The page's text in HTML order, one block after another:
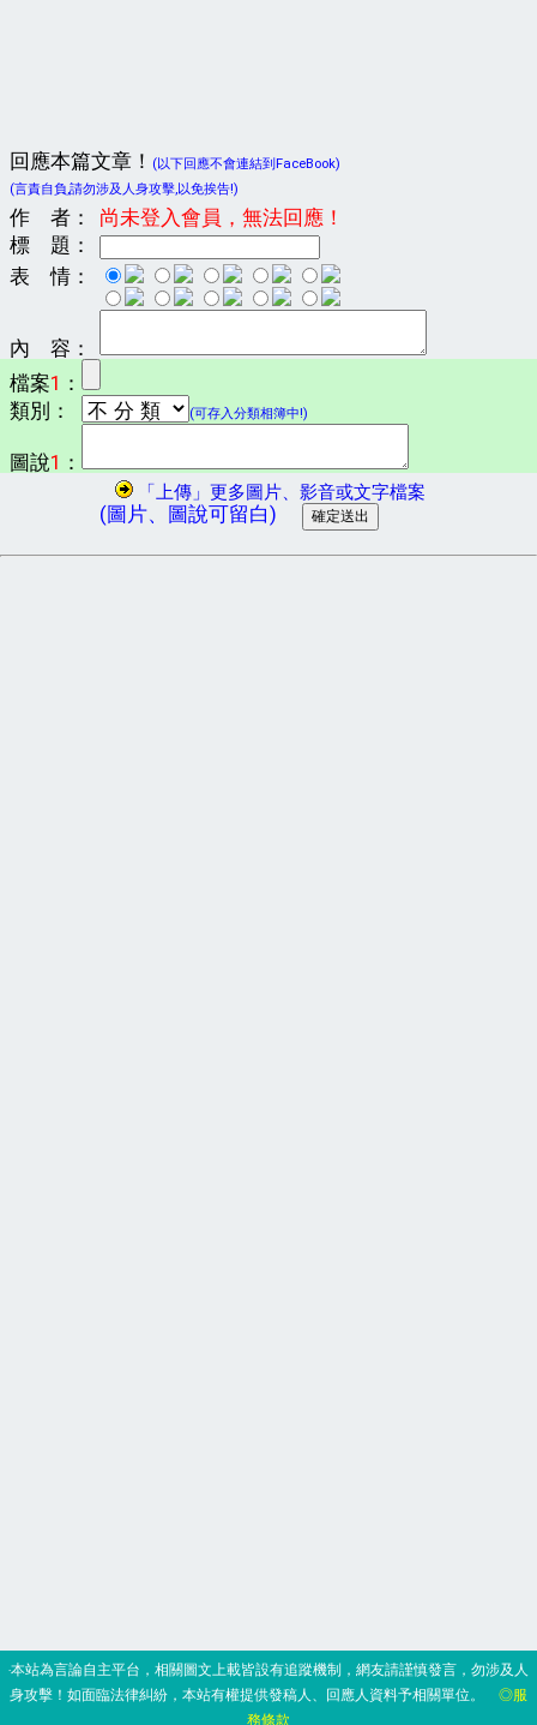
回應本篇文章！
(以下回應不會連結到FaceBook)
(言責自負,請勿涉及人身攻擊,以免挨告!)
作 者：
尚未登入會員，無法回應！
標 題：
表 情：
內 容：
檔案1 ：
類別：
(可存入分類相簿中!)
圖說1 ：
「上傳」更多圖片、影音或文字檔案
(圖片、圖說可留白)
‧本站為言論自主平台，相關圖文上載皆設有追蹤機制，網友請謹慎發言，勿涉及人
身攻擊！如面臨法律糾紛，本站有權提供發稿人、回應人資料予相關單位。 ◎服
務條款